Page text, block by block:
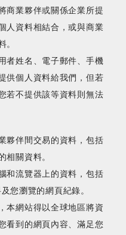
商業夥伴或關係企業所提
人資料相結合，或與商業
。
者姓名、電子郵件、手機
供個人資料給我們，但若
若不提供該等資料則無法
夥伴間交易的資料，包括
相關資料。
和流覽器上的資料，包括
您瀏覽的網頁紀錄。
本網站得以全球地區將資
看到的網頁內容、滿足您